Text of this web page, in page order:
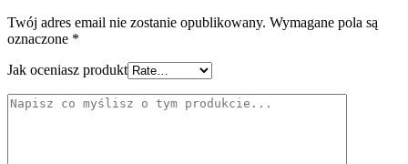
Twój adres email nie zostanie opublikowany. Wymagane pola są
oznaczone *
Jak oceniasz produkt